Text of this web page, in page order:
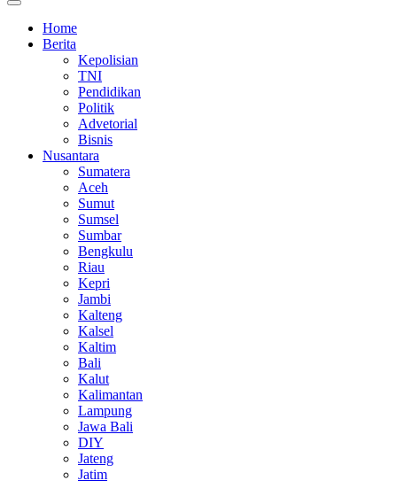
Home
Berita
Kepolisian
TNI
Pendidikan
Politik
Advetorial
Bisnis
Nusantara
Sumatera
Aceh
Sumut
Sumsel
Sumbar
Bengkulu
Riau
Kepri
Jambi
Kalteng
Kalsel
Kaltim
Bali
Kalut
Kalimantan
Lampung
Jawa Bali
DIY
Jateng
Jatim